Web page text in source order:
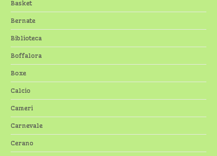
Basket
Bernate
Biblioteca
Boffalora
Boxe
Calcio
Cameri
Carnevale
Cerano